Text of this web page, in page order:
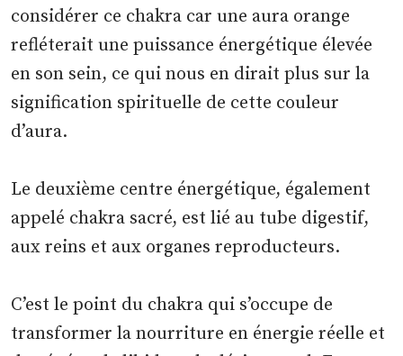
considérer ce chakra car une aura orange
refléterait une puissance énergétique élevée
en son sein, ce qui nous en dirait plus sur la
signification spirituelle de cette couleur
d’aura.
Le deuxième centre énergétique, également
appelé chakra sacré, est lié au tube digestif,
aux reins et aux organes reproducteurs.
C’est le point du chakra qui s’occupe de
transformer la nourriture en énergie réelle et